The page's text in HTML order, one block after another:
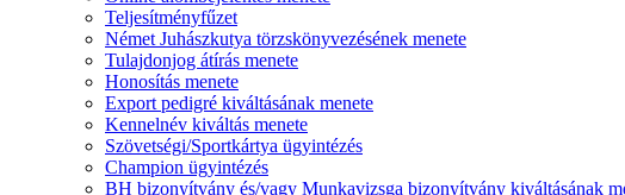
Teljesítményfűzet
Német Juhászkutya törzskönyvezésének menete
Tulajdonjog átírás menete
Honosítás menete
Export pedigré kiváltásának menete
Kennelnév kiváltás menete
Szövetségi/Sportkártya ügyintézés
Champion ügyintézés
BH bizonyítvány és/vagy Munkavizsga bizonyítvány kiváltásának